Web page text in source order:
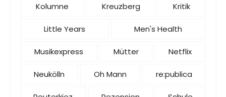
Kolumne Kreuzberg Kritik
Little Years Men's Health
Musikexpress Mütter Netflix
Neukölln Oh Mann re:publica